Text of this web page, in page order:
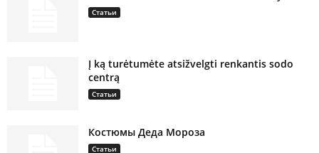
Статьи
Į ką turėtumėte atsižvelgti renkantis sodo
centrą
Статьи
Костюмы Деда Мороза
Статьи